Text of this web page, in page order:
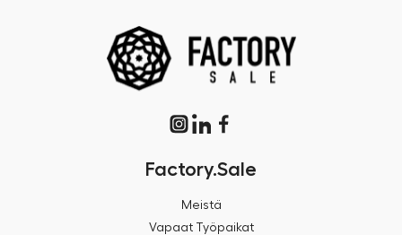
Factory.Sale
Meistä
Vapaat Työpaikat